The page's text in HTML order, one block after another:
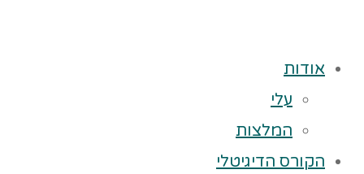
אודות
עלי
המלצות
הקורס הדיגיטלי